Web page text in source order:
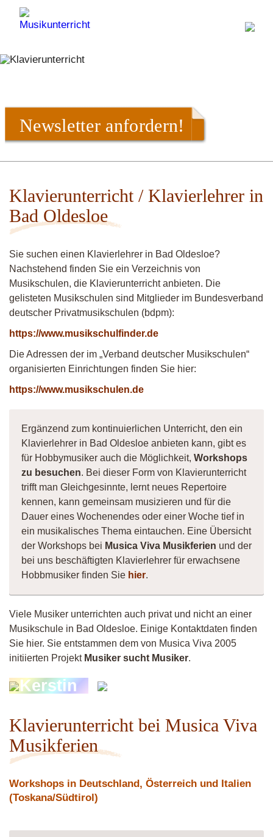
Newsletter anfordern!
Klavierunterricht / Klavierlehrer in
Bad Oldesloe
Sie suchen einen Klavierlehrer in Bad Oldesloe?
Nachstehend finden Sie ein Verzeichnis von
Musikschulen, die Klavierunterricht anbieten. Die
gelisteten Musikschulen sind Mitglieder im Bundesverband
deutscher Privatmusikschulen (bdpm):
https://www.musikschulfinder.de
Die Adressen der im „Verband deutscher Musikschulen“
organisierten Einrichtungen finden Sie hier:
https://www.musikschulen.de
Ergänzend zum kontinuierlichen Unterricht, den ein
Klavierlehrer in Bad Oldesloe anbieten kann, gibt es
für Hobbymusiker auch die Möglichkeit, Workshops
zu besuchen. Bei dieser Form von Klavierunterricht
trifft man Gleichgesinnte, lernt neues Repertoire
kennen, kann gemeinsam musizieren und für die
Dauer eines Wochenendes oder einer Woche tief in
ein musikalisches Thema eintauchen. Eine Übersicht
der Workshops bei Musica Viva Musikferien und der
bei uns beschäftigten Klavierlehrer für erwachsene
Hobbmusiker finden Sie hier.
Viele Musiker unterrichten auch privat und nicht an einer
Musikschule in Bad Oldesloe. Einige Kontaktdaten finden
Sie hier. Sie entstammen dem von Musica Viva 2005
initiierten Projekt Musiker sucht Musiker.
Kerstin
Klavierunterricht bei Musica Viva
Musikferien
Workshops in Deutschland, Österreich und Italien
(Toskana/Südtirol)